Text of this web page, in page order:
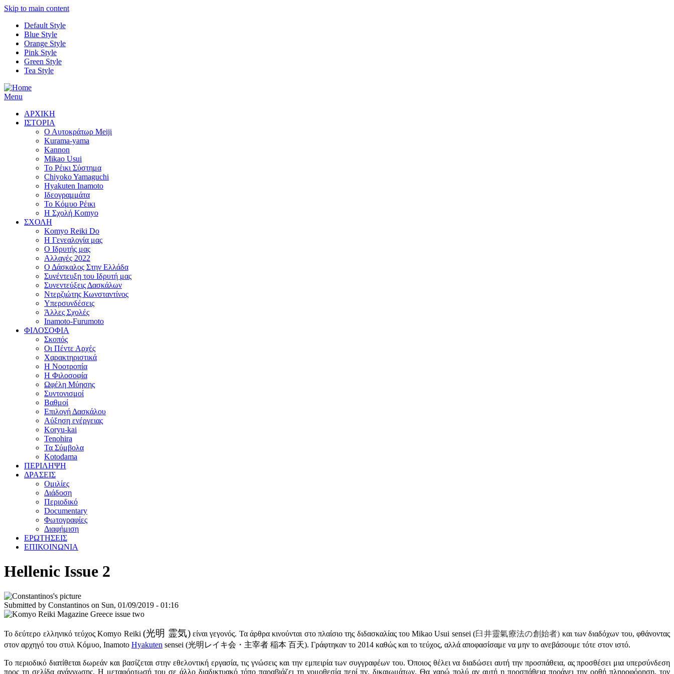
Skip to main content
Default Style
Blue Style
Orange Style
Pink Style
Green Style
Tea Style
Menu
ΑΡΧΙΚΗ
ΙΣΤΟΡΙΑ
Ο Αυτοκράτωρ Meiji
Kurama-yama
Kannon
Mikao Usui
Το Ρέικι Σύστημα
Chiyoko Yamaguchi
Hyakuten Inamoto
Ιδεογραμμάτα
Το Κόμυο Ρέικι
H Σχολή Komyo
ΣΧΟΛΗ
Komyo Reiki Do
Η Γενεαλογία μας
Ο Ιδρυτής μας
Αλλαγές 2022
Ο Δάσκαλος Στην Ελλάδα
Συνέντευξη του Ιδρυτή μας
Συνεντεύξεις Δασκάλων
Ντερζιώτης Κωνσταντίνος
Υπερσυνδέσεις
Άλλες Σχολές
Inamoto-Furumoto
ΦΙΛΟΣΟΦΙΑ
Σκοπός
Οι Πέντε Αρχές
Χαρακτηριστικά
Η Νοοτροπία
Η Φιλοσοφία
Ωφέλη Μύησης
Συντονισμοί
Βαθμοί
Επιλογή Δασκάλου
Αύξηση ενέργειας
Koryu-kai
Tenohira
Τα Σύμβολα
Kotodama
ΠΕΡΙΛΗΨΗ
ΔΡΑΣΕΙΣ
Ομιλίες
Διάδοση
Περιοδικό
Documentary
Φωτογραφίες
Διαφήμιση
ΕΡΩΤΗΣΕΙΣ
ΕΠΙΚΟΙΝΩΝΙΑ
Hellenic Issue 2
Submitted by Constantinos on Sun, 01/09/2019 - 01:16
Το δεύτερο ελληνικό τεύχος Komyo Reiki (光明 霊気)είναι γεγονός. Τα άρθρα κινούνται στο πλαίσιο της διδασκαλίας του Mikao Usui sensei (臼井靈氣療法の創始者) και των διαδόχων του, φθάνοντας
στον αρχηγό του στυλ Κόμυο, Inamoto Hyakuten sensei (光明レイキ会・主宰者 稲本 百天). Γράφτηκαν το 2014 καθώς και το τεύχος, αλλά αποφασίσαμε να μην το ανεβάσουμε τότε στον ιστό.
Το περιοδικό διατίθεται δωρεάν και βασίζεται στην εθελοντική εργασία, τις γνώσεις και την εμπειρία των συγγραφέων του. Όποιος θέλει να διαδώσει αυτή την προσπάθεια, ας προσθέσει μια υπερσύνδεση
προς τη σελίδα ανάγνωσης. Η μεταφόρτωσή του σε άλλο διαδικτυακό τόπο παραβιάζει τη νομοθεσία περί πν. δικαιωμάτων. Θα χαρώ πολύ αν αυτή η προσπάθεια προάγει την ορθή πληροφόρηση, τον